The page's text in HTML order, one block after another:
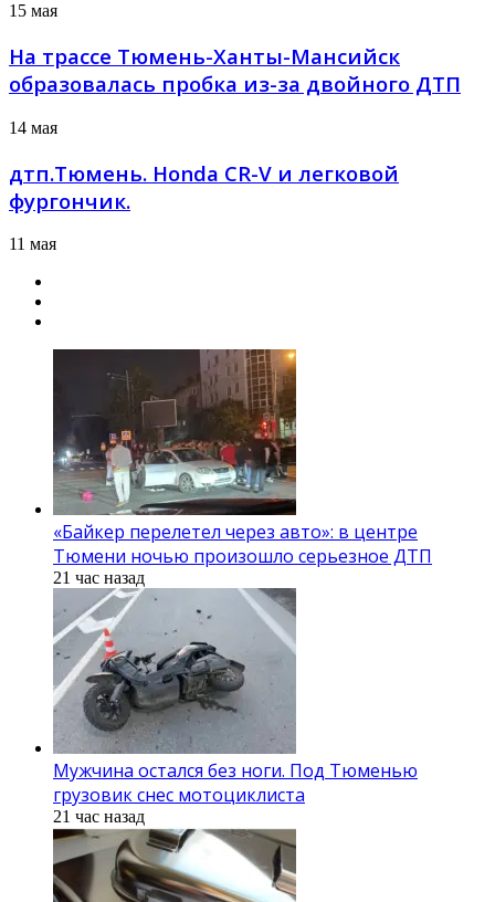
15 мая
На трассе Тюмень-Ханты-Мансийск
образовалась пробка из-за двойного ДТП
14 мая
дтп.Тюмень. Honda CR-V и легковой
фургончик.
11 мая
«Байкер перелетел через авто»: в центре
Тюмени ночью произошло серьезное ДТП
21 час назад
Мужчина остался без ноги. Под Тюменью
грузовик снес мотоциклиста
21 час назад